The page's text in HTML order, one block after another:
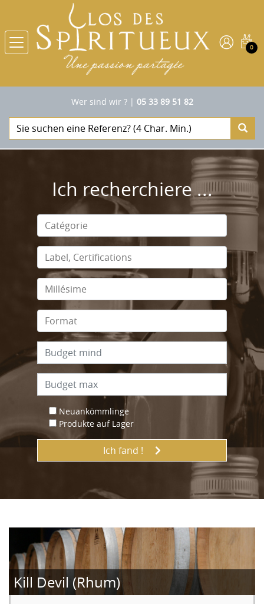
0
Wer sind wir ?| 05 33 89 51 82
Ich recherchiere ...
Neuankömmlinge
Produkte auf Lager
Ich fand !
Kill Devil (Rhum)